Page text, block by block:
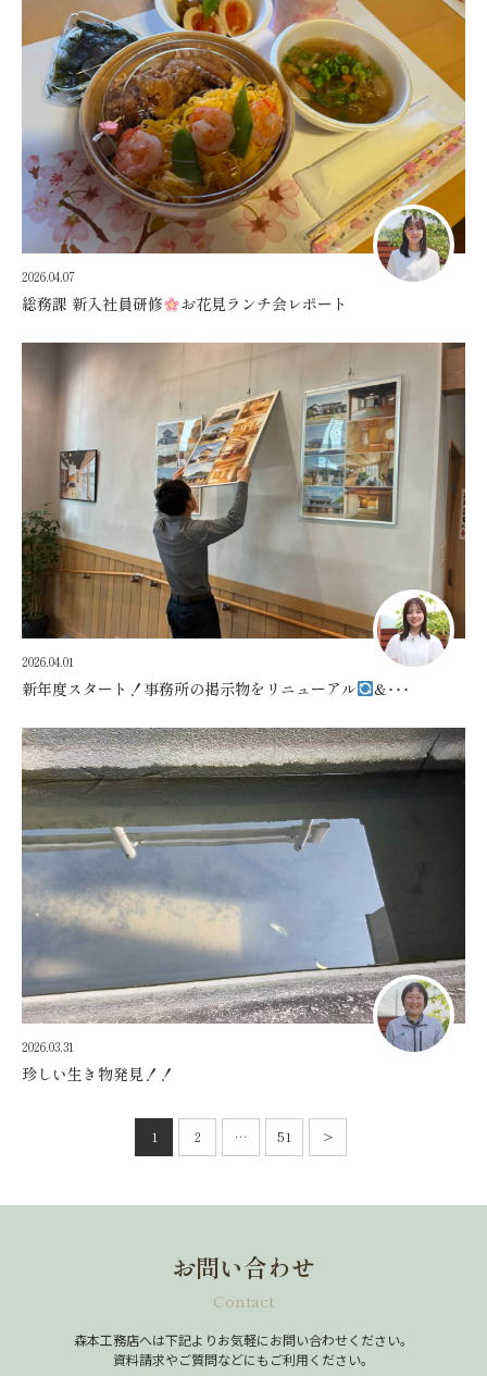
2026.04.07
総務課 新入社員研修 お花見ランチ会レポート
2026.04.01
新年度スタート！事務所の掲示物をリニューアル &･･･
2026.03.31
珍しい生き物発見！！
投
ペ
送
1 2 … 51 >
次
へ
お問い合わせ
Contact
森本工務店へは下記よりお気軽にお問い合わせください。
資料請求やご質問などにもご利用ください。